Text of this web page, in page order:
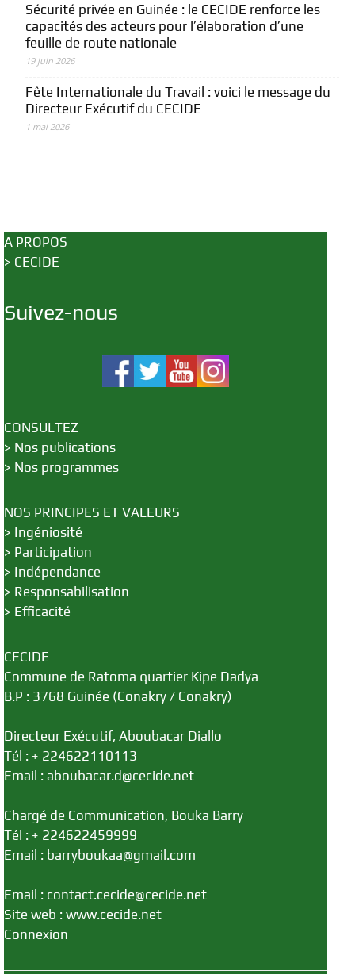
Sécurité privée en Guinée : le CECIDE renforce les
capacités des acteurs pour l’élaboration d’une
feuille de route nationale
19 juin 2026
Fête Internationale du Travail : voici le message du
Directeur Exécutif du CECIDE
1 mai 2026
A PROPOS
> CECIDE
Suivez-nous
CONSULTEZ
> Nos publications
> Nos programmes
NOS PRINCIPES ET VALEURS
> Ingéniosité
> Participation
> Indépendance
> Responsabilisation
> Efficacité
CECIDE
Commune de Ratoma quartier Kipe Dadya
B.P : 3768 Guinée (Conakry / Conakry)
Directeur Exécutif, Aboubacar Diallo
Tél : + 224622110113
Email : aboubacar.d@cecide.net
Chargé de Communication, Bouka Barry
Tél : + 224622459999
Email : barryboukaa@gmail.com
Email : contact.cecide@cecide.net
Site web : www.cecide.net
Connexion